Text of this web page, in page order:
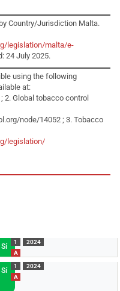
Country/Jurisdiction Malta.
legislation/malta/e-
24 July 2025.
using the following
at:
; 2. Global tobacco control
node/14052 ; 3. Tobacco
legislation/
Sí
1
A
2024
Sí
1
A
2024